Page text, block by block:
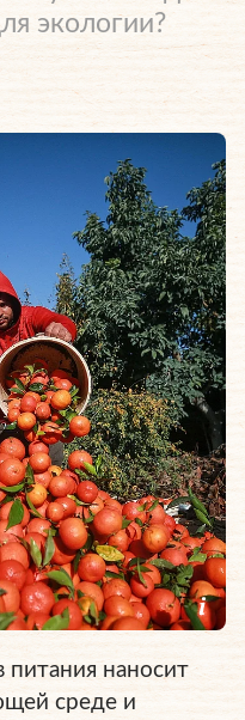
экологии?
питания наносит
среде и